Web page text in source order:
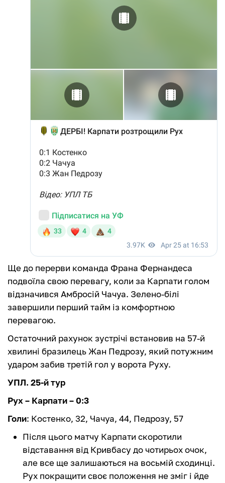
Ще до перерви команда Франа Фернандеса
подвоїла свою перевагу, коли за Карпати голом
відзначився Амбросій Чачуа. Зелено-білі
завершили перший тайм із комфортною
перевагою.
Остаточний рахунок зустрічі встановив на 57-й
хвилині бразилець Жан Педрозу, який потужним
ударом забив третій гол у ворота Руху.
УПЛ. 25-й тур
Рух – Карпати – 0:3
Голи: Костенко, 32, Чачуа, 44, Педрозу, 57
Після цього матчу Карпати скоротили
відставання від Кривбасу до чотирьох очок,
але все ще залишаються на восьмій сходинці.
Рух покращити своє положення не зміг і йде